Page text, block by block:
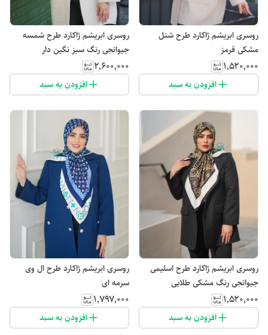
روسری ابریشم ژاکارد طرح شنل
مشکی قرمز
۱٬۵۲۰٬۰۰۰
افزودن به سبد
روسری ابریشم ژاکارد طرح شمسه
جیوانجی رنگ سبز نگین دار
۲٬۶۰۰٬۰۰۰
افزودن به سبد
روسری ابریشم ژاکارد طرح اسلیمی
جیوانجی رنگ مشکی طلایی
۱٬۵۲۰٬۰۰۰
افزودن به سبد
روسری ابریشم ژاکارد طرح ال وی
سرمه ای
۱٬۷۹۷٬۰۰۰
افزودن به سبد